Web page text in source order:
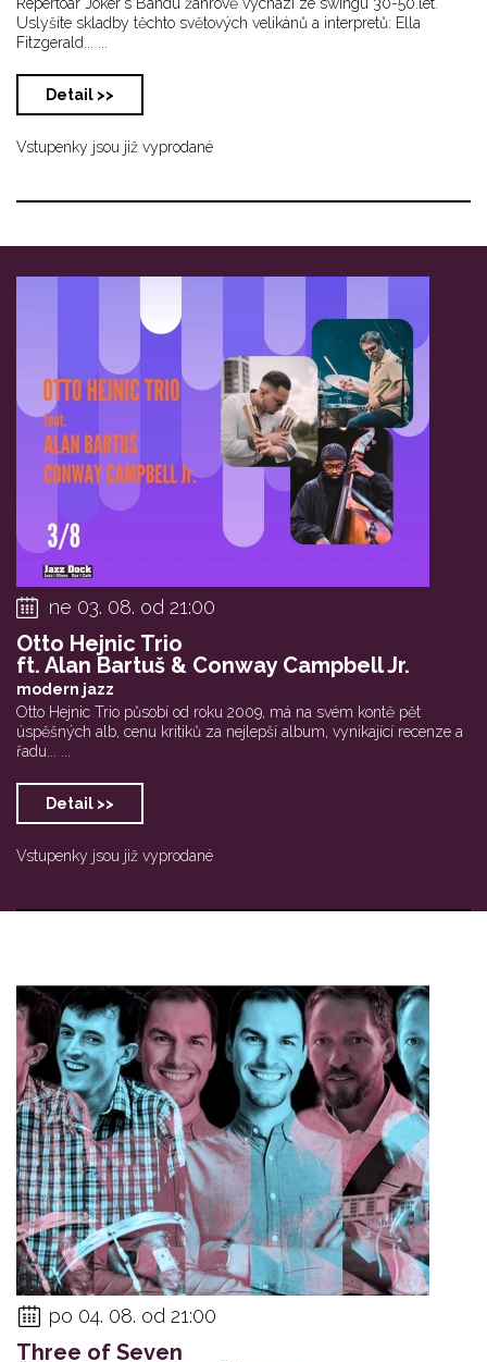
Uslyšíte skladby těchto světových velikánů a interpretů: Ella
Fitzgerald... ...
Detail >>
Vstupenky jsou již vyprodané
ne 03. 08. od 21:00
Otto Hejnic Trio
ft. Alan Bartuš & Conway Campbell Jr.
modern jazz
Otto Hejnic Trio působí od roku 2009, má na svém kontě pět
úspěšných alb, cenu kritiků za nejlepší album, vynikající recenze a
řadu... ...
Detail >>
Vstupenky jsou již vyprodané
po 04. 08. od 21:00
Three of Seven